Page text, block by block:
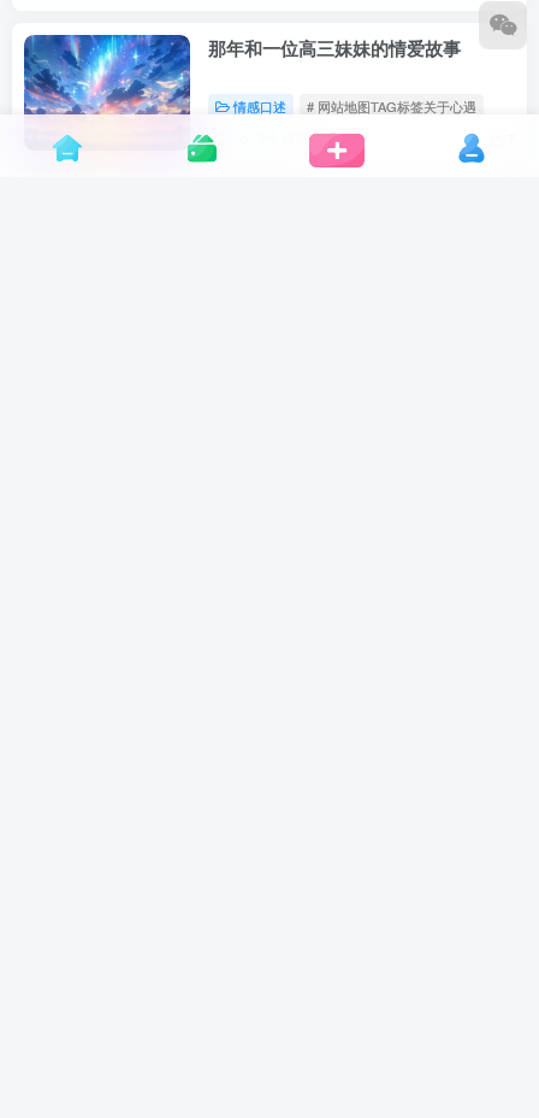
那年和一位高三妹妹的情爱故事
情感口述 # 网站地图TAG标签关于心遇
3个月前